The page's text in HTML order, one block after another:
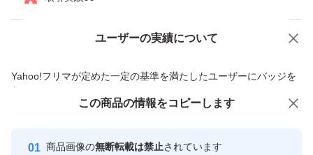
ユーザーの実績について
Yahoo!フリマが定めた一定の基準を満たしたユーザーにバッジを
付与しています
安心取引出品者
心・安全なユーザーです
価格の相談 商品への質問
この商品の情報をコピーします
商品画像の無断転載は禁止されています
この商品をみている人にオススメ